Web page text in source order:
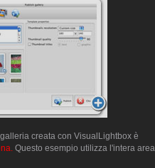
creata con VisualLightbox è
Questo esempio utilizza l'intera area